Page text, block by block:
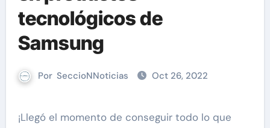
tecnológicos de
Samsung
Por SeccioNNoticias Oct 26, 2022
¡Llegó el momento de conseguir todo lo que